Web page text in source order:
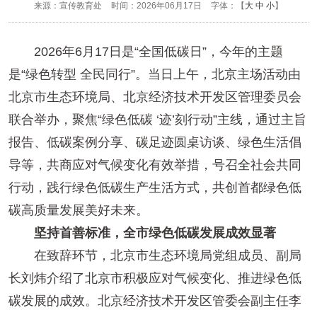
来源：宣传教育处 时间：2026年06月17日 字体：【 大 中 小】
2026年6月17日是“全国低碳日”，今年的主题
是“绿色转型 全民同行”。当日上午，北京主场活动由
北京市生态环境局、北京经济技术开发区管理委员会
联合举办，聚焦“绿色低碳 ‘迹’刻行动”主线，通过主旨
报告、低碳案例分享、碳足迹圆桌访谈、绿色生活倡
导等，共商应对气候变化有效举措，号召全社会共同
行动，践行绿色低碳生产生活方式，共创首都绿色低
碳高质量发展美好未来。
坚持首善标准，全市绿色低碳发展成效显著
在致辞环节，北京市生态环境局党组成员、副局
长刘炜介绍了北京市积极应对气候变化、推进绿色低
碳发展的成效。北京经济技术开发区管委会副主任李